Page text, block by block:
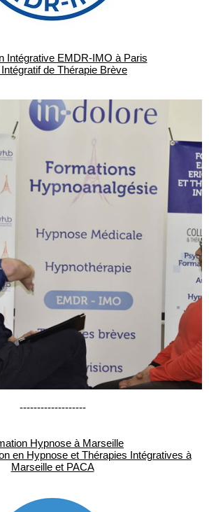
Intégrative EMDR-IMO à Paris
de Thérapie Brève
-------------------
Hypnose à Marseille
en Hypnose et Thérapies Intégratives à
Marseille et PACA